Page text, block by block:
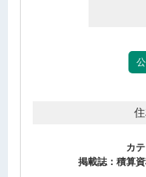
カ
掲載誌：積算